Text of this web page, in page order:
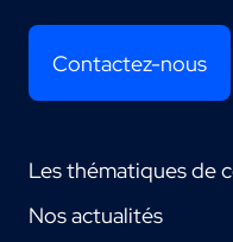
Contactez-nous
Les thématiques de
Nos actualités